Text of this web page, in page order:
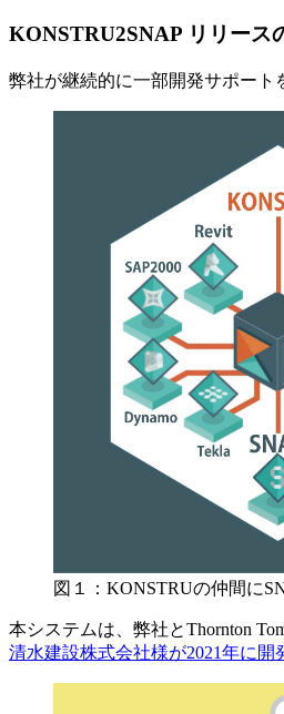
KONSTRU2SNAP リリース
弊社が継続的に一部開発サポート
図１：KONSTRUの仲間に
本システムは、弊社とThornton
清水建設株式会社様が2021年に開